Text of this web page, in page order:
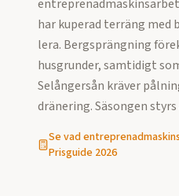
har kuperad terräng med
lera. Bergsprängning
husgrunder, samtidigt
Selångersån kräver
dränering. Säsongen
Se vad
Prisguide 2026